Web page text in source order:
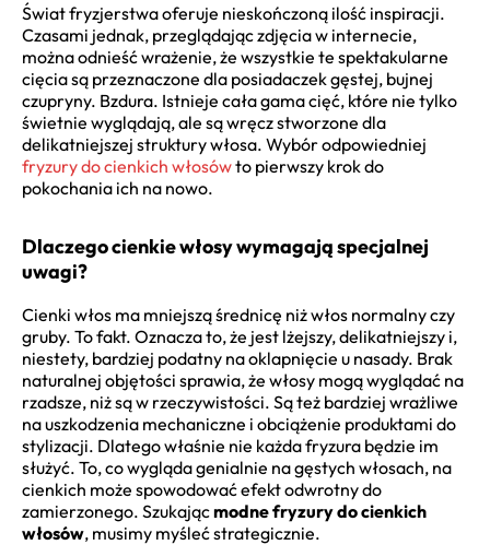
Świat fryzjerstwa oferuje nieskończoną ilość inspiracji.
Czasami jednak, przeglądając zdjęcia w internecie,
można odnieść wrażenie, że wszystkie te spektakularne
cięcia są przeznaczone dla posiadaczek gęstej, bujnej
czupryny. Bzdura. Istnieje cała gama cięć, które nie tylko
świetnie wyglądają, ale są wręcz stworzone dla
delikatniejszej struktury włosa. Wybór odpowiedniej
fryzury do cienkich włosówto pierwszy krok do
pokochania ich na nowo.
Dlaczego cienkie włosy wymagają specjalnej
uwagi?
Cienki włos ma mniejszą średnicę niż włos normalny czy
gruby. To fakt. Oznacza to, że jest lżejszy, delikatniejszy i,
niestety, bardziej podatny na oklapnięcie u nasady. Brak
naturalnej objętości sprawia, że włosy mogą wyglądać na
rzadsze, niż są w rzeczywistości. Są też bardziej wrażliwe
na uszkodzenia mechaniczne i obciążenie produktami do
stylizacji. Dlatego właśnie nie każda fryzura będzie im
służyć. To, co wygląda genialnie na gęstych włosach, na
cienkich może spowodować efekt odwrotny do
zamierzonego. Szukającmodne fryzury do cienkich
włosów, musimy myśleć strategicznie.